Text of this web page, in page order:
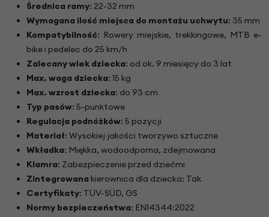
Średnica ramy: 22-32 mm
Wymagana ilość miejsca do montażu uchwytu: 35 mm
Kompatybilność: Rowery miejskie, trekkingowe, MTB e-
bike i pedelec do 25 km/h
Zalecany wiek dziecka: od ok. 9 miesięcy do 3 lat
Max. waga dziecka: 15 kg
Max. wzrost dziecka: do 93 cm
Typ pasów: 5-punktowe
Regulacja podnóżków: 5 pozycji
Materiał: Wysokiej jakości tworzywo sztuczne
Wkładka: Miękka, wodoodporna, zdejmowana
Klamra: Zabezpieczenie przed dziećmi
Zintegrowana kierownica dla dziecka: Tak
Certyfikaty: TÜV-SÜD, GS
Normy bezpieczeństwa: EN14344:2022